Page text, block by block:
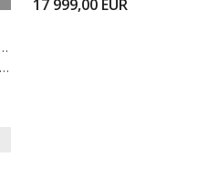
17 999,00 EUR